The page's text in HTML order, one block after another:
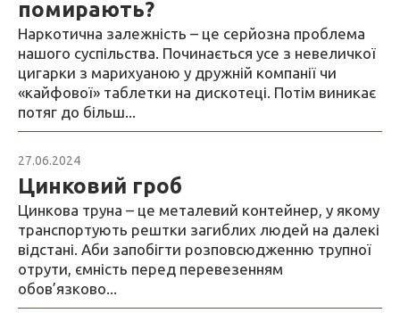
помирають?
Наркотична залежність – це серйозна проблема
нашого суспільства. Починається усе з невеличкої
цигарки з марихуаною у дружній компанії чи
«кайфової» таблетки на дискотеці. Потім виникає
потяг до більш...
27.06.2024
Цинковий гроб
Цинкова труна – це металевий контейнер, у якому
транспортують рештки загиблих людей на далекі
відстані. Аби запобігти розповсюдженню трупної
отрути, ємність перед перевезенням
обов’язково...